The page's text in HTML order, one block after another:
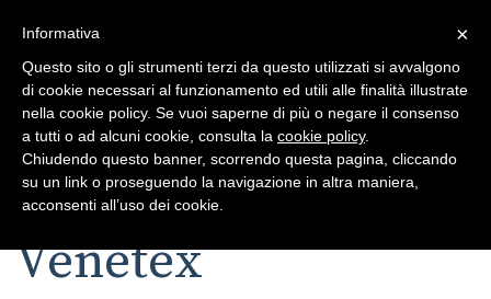
Toggle
Toggle
navigation
Venetex
×
Informativa
Questo sito o gli strumenti terzi da questo utilizzati si avvalgono
di cookie necessari al funzionamento ed utili alle finalità illustrate
nella cookie policy. Se vuoi saperne di più o negare il consenso
a tutti o ad alcuni cookie, consulta la cookie policy.
Chiudendo questo banner, scorrendo questa pagina, cliccando
su un link o proseguendo la navigazione in altra maniera,
acconsenti all’uso dei cookie.